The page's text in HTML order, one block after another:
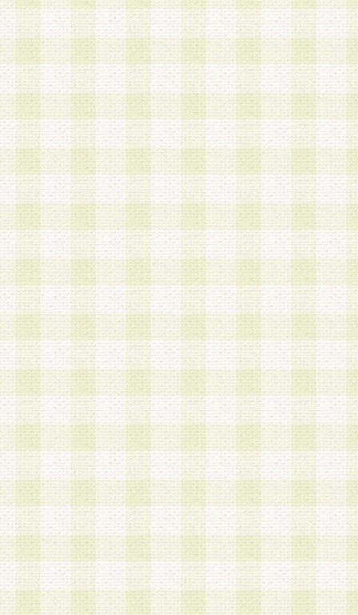
権者による承認手続きを行うものとします。
第3条 会員の登録方法
1.会員登録手続きは、会員登録希望者本人が行う
る登録は一切認められないものとします。
2.会員登録希望者は、本規約に同意の後、当社指
画 面」において、当社が指定する必要事項を入
を行うものとします。当社は、会員登録を承認し
会員として本サービスを 受けるためのログイン
を付与します。
3.会員は、会員登録の際に申告する登録情報の全
いかなる虚偽の申告をも行ってはならないものと
4.会員は、複数のログインＩＤおよびパスワード
いものとします。
第4条 ログインIDおよびパスワードの管理
1.会員は、会員登録後、本サイト内にて本サービ
加する際には、前条に基づき当社から付与された
スワードを使用するものとします。
2.登録の際に当社が付与したログインIDおよびパ
の使用に関しては、全て会員本人がその責任を負
3.会員は、当社から付与されたログインIDおよび
貸与、名義変更、売買その他形態を問わず第三者
ならないものとします。
4.当社は、会員によるログインIDおよびパスワー
盗用など第三者の利用に伴う損害の発生について
き事由の有無、その他原因の如何を問わず、一切